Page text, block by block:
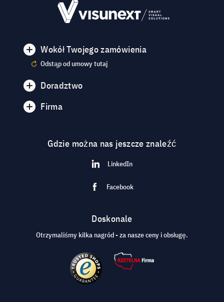
Wokół Twojego zamówienia
Odstąp od umowy tutaj
Doradztwo
Firma
Gdzie można nas jeszcze znaleźć
LinkedIn
Facebook
Doskonale
Otrzymaliśmy kilka nagród - za nasze ceny i obsługę.